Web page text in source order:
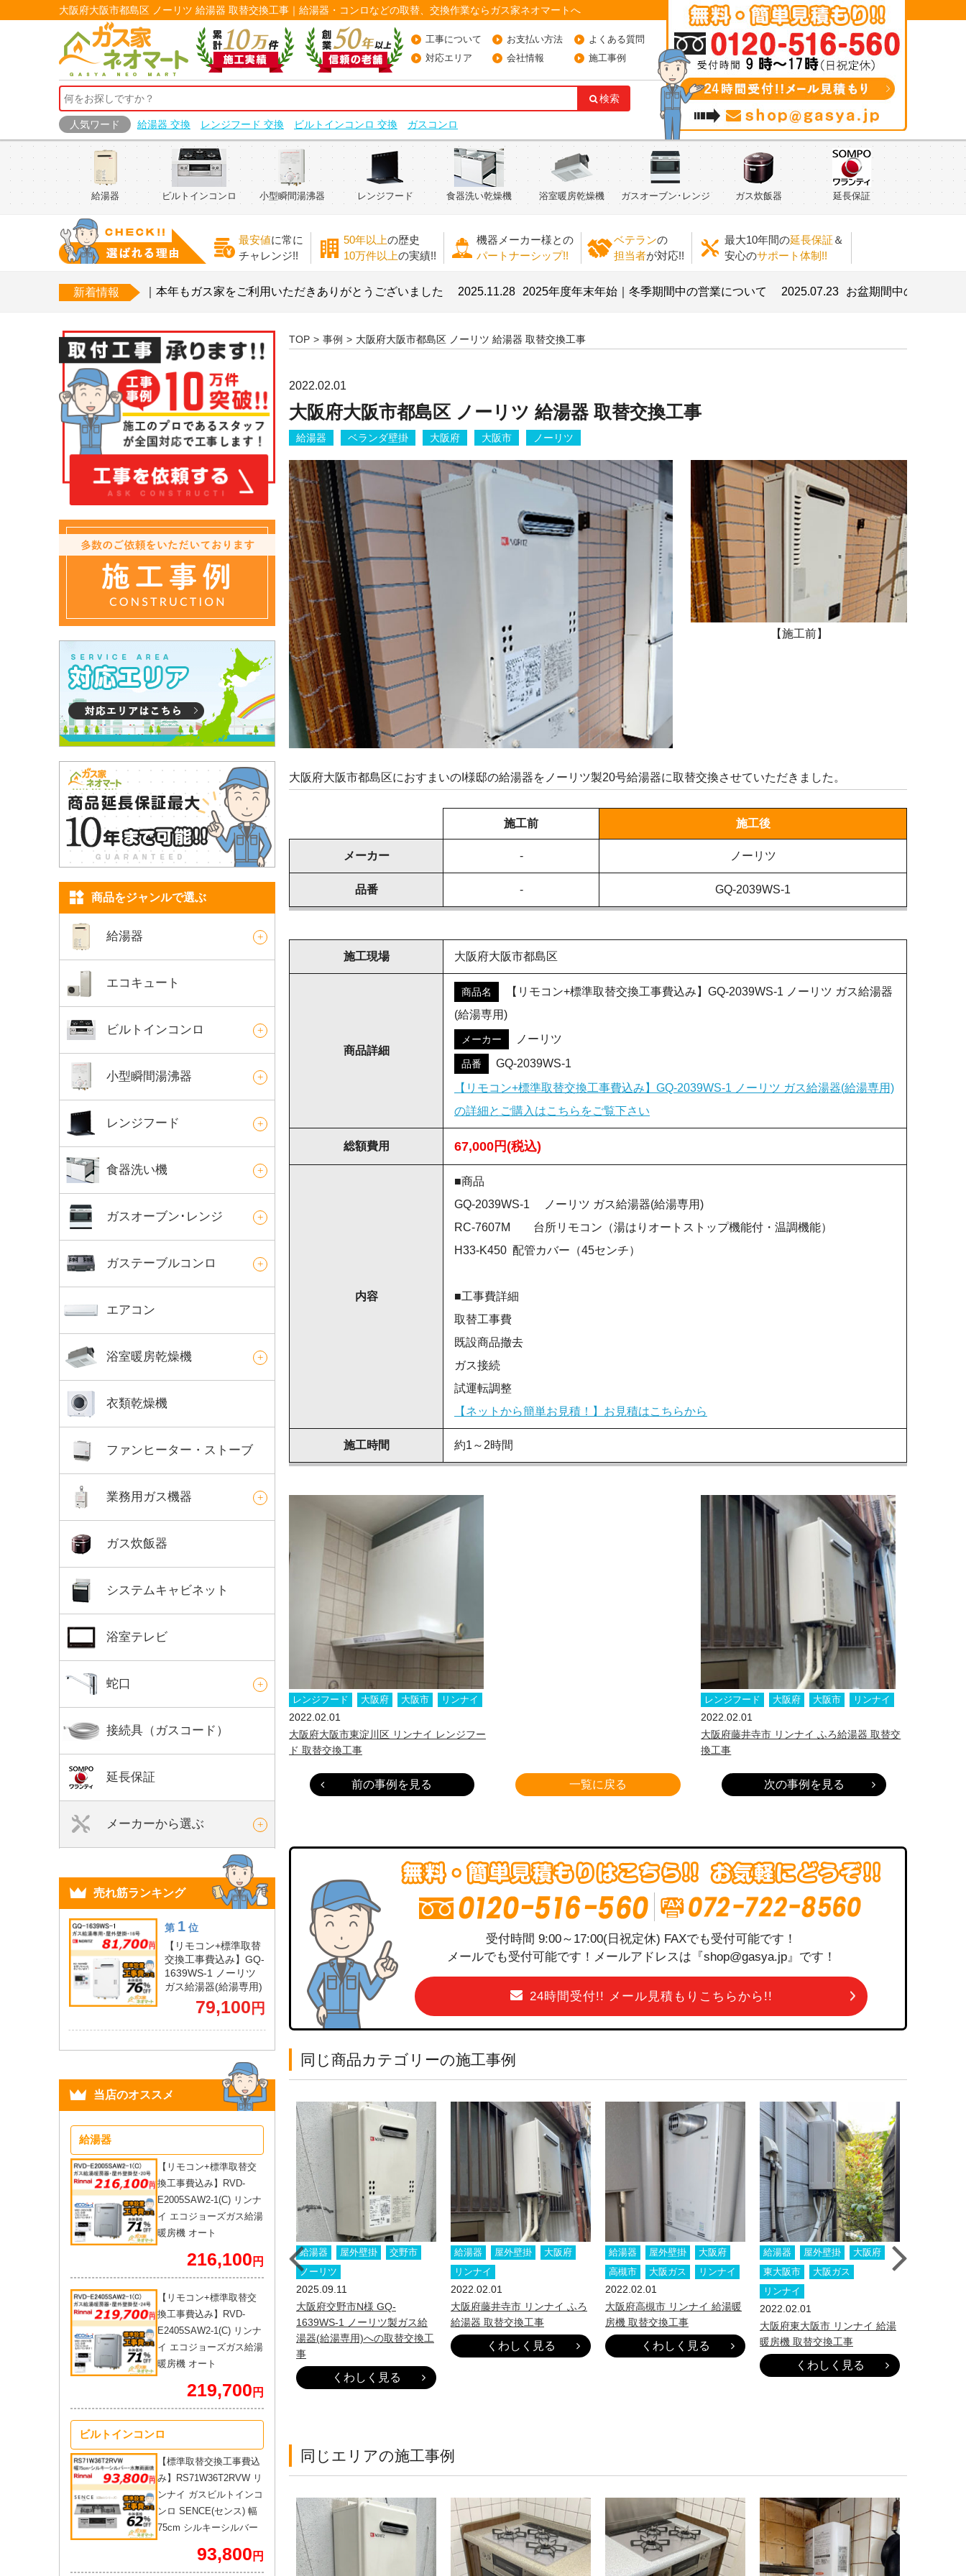
大阪府大阪市都島区 ノーリツ 給湯器 取替交換工事｜給湯器・コンロなどの取替、交換作業ならガス家ネオマートへ
工事について お支払い方法
よくある質問
対応エリア
会社情報 施工事例
検索
人気ワード 給湯器 交換 レンジフード 交換 ビルトインコンロ 交換 ガスコンロ
給湯器 ビルトインコンロ 小型瞬間湯沸器 レンジフード 食器洗い乾燥機 浴室暖房乾燥機 ガスオーブン･レンジ ガス炊飯器 延長保証
最安値に常に
チャレンジ!!
50年以上の歴史
10万件以上の実績!!
機器メーカー様との
パートナーシップ!!
ベテランの
担当者が対応!!
最大10年間の延長保証＆
安心のサポート体制!!
新着情報
年末のご挨拶｜本年もガス家をご利用いただきありがとうございました 2025.11.28 2025年度年末年始｜冬季期間中の営業について 2025.07.23 お盆期間中の営業について
TOP 事例 大阪府大阪市都島区 ノーリツ 給湯器 取替交換工事
2022.02.01
大阪府大阪市都島区 ノーリツ 給湯器 取替交換工事
給湯器 ベランダ壁掛 大阪府 大阪市 ノーリツ
【施工前】
大阪府大阪市都島区におすまいのI様邸の給湯器をノーリツ製20号給湯器に取替交換させていただきました。
施工前 施工後
メーカー - ノーリツ
品番 - GQ-2039WS-1
施工現場 大阪府大阪市都島区
商品詳細
商品名
【リモコン+標準取替交換工事費込み】GQ-2039WS-1 ノーリツ ガス給湯器
(給湯専用)
メーカー ノーリツ
品番
GQ-2039WS-1
【リモコン+標準取替交換工事費込み】GQ-2039WS-1 ノーリツ ガス給湯器(給湯専用)
の詳細とご購入はこちらをご覧下さい
総額費用 67,000円(税込)
内容
■商品
GQ-2039WS-1 ノーリツ ガス給湯器(給湯専用)
RC-7607M 台所リモコン（湯はりオートストップ機能付・温調機能）
H33-K450 配管カバー（45センチ）
■工事費詳細
取替工事費
既設商品撤去
ガス接続
試運転調整
【ネットから簡単お見積！】お見積はこちらから
施工時間 約1～2時間
レンジフード 大阪府 大阪市 リンナイ
2022.02.01
大阪府大阪市東淀川区 リンナイ レンジフー
ド 取替交換工事
前の事例を見る 一覧に戻る
レンジフード 大阪府 大阪市 リンナイ
2022.02.01
大阪府藤井寺市 リンナイ ふろ給湯器 取替交
換工事
次の事例を見る
受付時間 9:00～17:00(日祝定休) FAXでも受付可能です！
メールでも受付可能です！メールアドレスは『shop@gasya.jp』です！
24時間受付!! メール見積もりこちらから!!
同じ商品カテゴリーの施工事例
都大田区 リンナイ ふろ給
くわしく見る
屋外壁掛
神奈川県
東京ガス
2021.10.16
神奈川県横浜市緑区 ノーリツ
給湯暖房機 取替交換工事
くわしく見る
給湯器 屋外壁掛
交野市
ノーリツ
2025.09.11
大阪府交野市N様 GQ-
1639WS-1 ノーリツ製ガス給
湯器(給湯専用)への取替交換工
事
くわしく見る
給湯器 屋外壁掛
大阪府
リンナイ
2022.02.01
大阪府藤井寺市 リンナイ ふろ
給湯器 取替交換工事
くわしく見る
給湯器 屋外壁掛
大阪府
高槻市
大阪ガス リンナイ
2022.02.01
大阪府高槻市 リンナイ 給湯暖
房機 取替交換工事
くわしく見る
給湯器 屋外壁掛
大阪府
東大阪市
大阪ガス
リンナイ
2022.02.01
大阪府東大阪市 リンナイ 給湯
暖房機 取替交換工事
くわしく見る
同じエリアの施工事例
商品をジャンルで選ぶ
給湯器
エコキュート
ビルトインコンロ
小型瞬間湯沸器
レンジフード
食器洗い機
ガスオーブン･レンジ
ガステーブルコンロ
エアコン
浴室暖房乾燥機
衣類乾燥機
ファンヒーター・ストーブ
業務用ガス機器
ガス炊飯器
システムキャビネット
浴室テレビ
蛇口
接続具（ガスコード）
延長保証
メーカーから選ぶ
売れ筋ランキング
第 1位
【リモコン+標準取替
交換工事費込み】GQ-
1639WS-1 ノーリツ
ガス給湯器(給湯専用)
79,100 円
当店のオススメ
給湯器
【リモコン+標準取替交
換工事費込み】RVD-
E2005SAW2-1(C) リンナ
イ エコジョーズガス給湯
暖房機 オート
216,100 円
【リモコン+標準取替交
換工事費込み】RVD-
E2405SAW2-1(C) リンナ
イ エコジョーズガス給湯
暖房機 オート
219,700 円
ビルトインコンロ
【標準取替交換工事費込
み】RS71W36T2RVW リ
ンナイ ガスビルトインコ
ンロ SENCE(センス) 幅
75cm シルキーシルバー
93,800 円